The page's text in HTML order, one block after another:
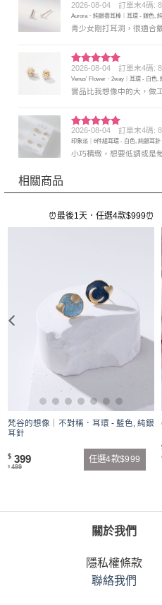
評分5 滿
分 5
2026-08-04 訂單末4碼:
Aurora．純銀養耳棒｜耳環 - 銀色,
青少女剛打耳洞，很適合
評分5 滿
分 5
2026-08-04 訂單末4碼:
Venus' Flower．2way｜耳環 - 白色,
實品比我想像中的大，做
評分5 滿
分 5
2026-08-04 訂單末4碼:
印象派｜6件組耳環 - 白色, 純銀耳針
小巧精緻，想要低調或是
相關商品
⏰最後1天．任選4款$999⏰
梵谷的想像｜不對稱．耳環 - 藍色, 純銀
耳針
$ 399
$ 499
任選4款$999
關於我們
隱私權條款
聯絡我們